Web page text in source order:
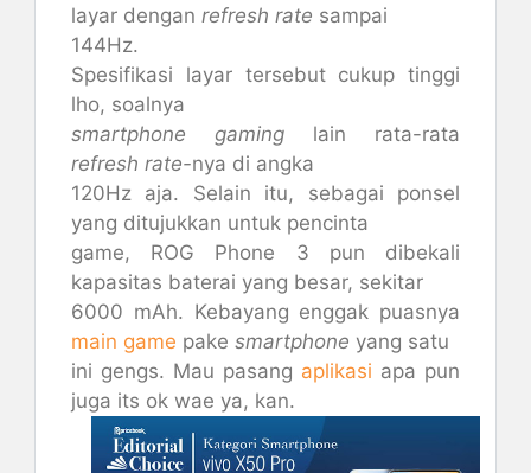
layar dengan refresh rate sampai
144Hz.
Spesifikasi layar tersebut cukup tinggi
lho, soalnya
smartphone gaming lain rata-rata
refresh rate-nya di angka
120Hz aja. Selain itu, sebagai ponsel
yang ditujukkan untuk pencinta
game, ROG Phone 3 pun dibekali
kapasitas baterai yang besar, sekitar
6000 mAh. Kebayang enggak puasnya
main game pake smartphone yang satu
ini gengs. Mau pasang aplikasi apa pun
juga its ok wae ya, kan.